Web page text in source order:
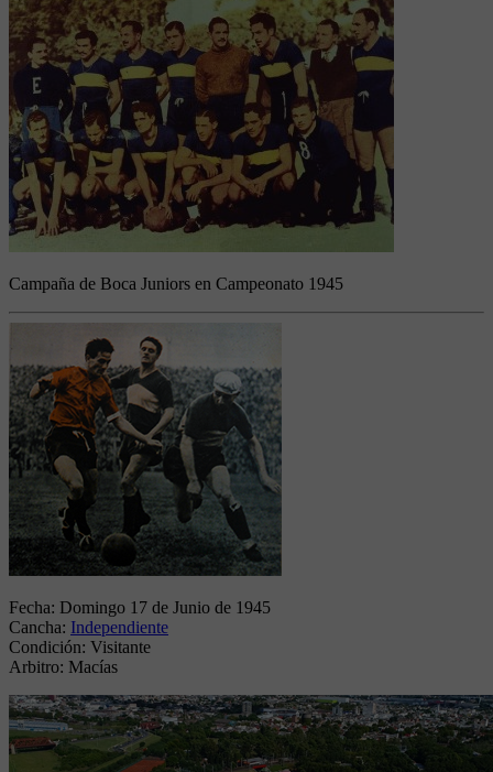
Campaña de Boca Juniors en Campeonato 1945
Fecha: Domingo 17 de Junio de 1945
Cancha: Independiente
Condición: Visitante
Arbitro: Macías